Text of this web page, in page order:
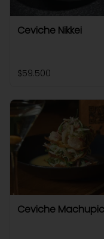
Ceviche Nikkei
$59.500
Ceviche